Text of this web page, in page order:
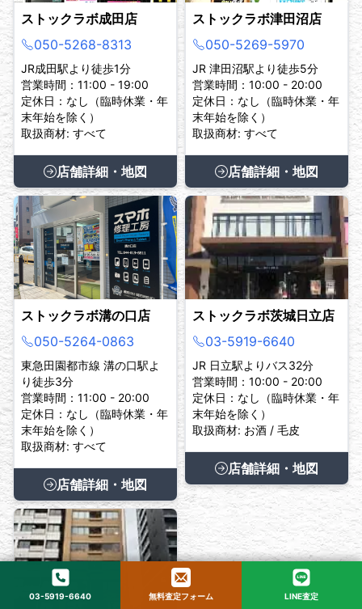
ストックラボ成田店
050-5268-8313
JR成田駅より徒歩1分
営業時間：11:00 - 19:00
定休日：なし（臨時休業・年
末年始を除く）
取扱商材: すべて
店舗詳細・地図
ストックラボ津田沼店
050-5269-5970
JR 津田沼駅より徒歩5分
営業時間：10:00 - 20:00
定休日：なし（臨時休業・年
末年始を除く）
取扱商材: すべて
店舗詳細・地図
ストックラボ溝の口店
050-5264-0863
東急田園都市線 溝の口駅よ
り徒歩3分
営業時間：11:00 - 20:00
定休日：なし（臨時休業・年
末年始を除く）
取扱商材: すべて
店舗詳細・地図
ストックラボ茨城日立店
03-5919-6640
JR 日立駅よりバス32分
営業時間：10:00 - 20:00
定休日：なし（臨時休業・年
末年始を除く）
取扱商材: お酒 / 毛皮
店舗詳細・地図
03-5919-6640 無料査定フォーム LINE査定